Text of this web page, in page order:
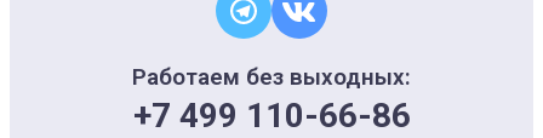
Работаем без выходных:
+7 499 110-66-86